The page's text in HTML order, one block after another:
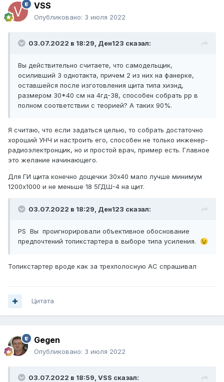
VSS
Опубликовано: 3 июля 2022
03.07.2022 в 18:29, Ден123 сказал:
Вы действительно считаете, что самодельщик,
осиливший 3 однотакта, причем 2 из них на фанерке,
оставшейся после изготовления щита типа хиэнд,
размером 30*40 см на 4гд-38, способен собрать рр в
полном соответствии с теорией? А таких 90%.
Я считаю, что если задаться целью, то собрать достаточно
хороший УНЧ и настроить его, способен не только инженер-
радиоэлектронщик, но и простой врач, пример есть. Главное
это желание начинающего.
Для ГИ щита конечно дощечки 30х40 мало лучше минимум
1200х1000 и не меньше 18 5ГДШ-4 на щит.
03.07.2022 в 18:29, Ден123 сказал:
PS Вы проигнорировали объективное обоснование
предпочтений топикстартера в выборе типа усиления. 😉
Топикстартер вроде как за трехполосную АС спрашивал
Цитата
Gegen
Опубликовано: 3 июля 2022
03.07.2022 в 18:59, VSS сказал: